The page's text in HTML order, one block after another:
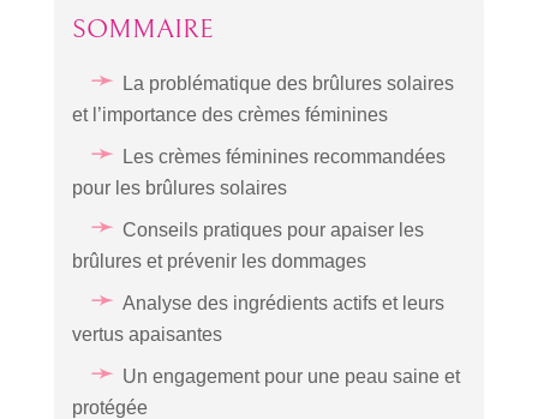
SOMMAIRE
La problématique des brûlures solaires
et l’importance des crèmes féminines
Les crèmes féminines recommandées
pour les brûlures solaires
Conseils pratiques pour apaiser les
brûlures et prévenir les dommages
Analyse des ingrédients actifs et leurs
vertus apaisantes
Un engagement pour une peau saine et
protégée